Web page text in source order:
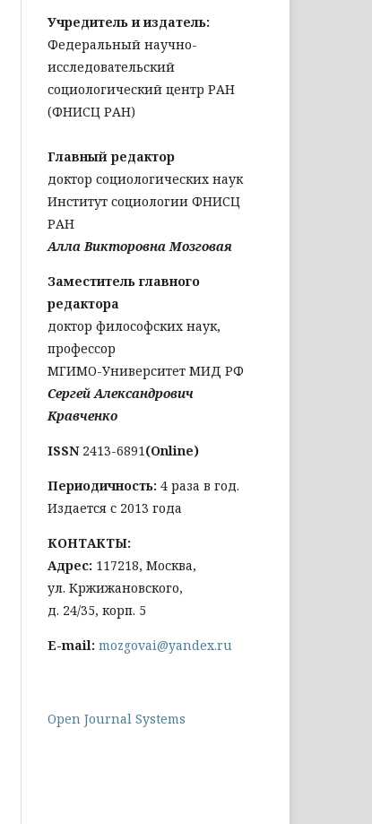
Учредитель и издатель:
Федеральный научно-
исследовательский
социологический центр РАН
(ФНИСЦ РАН)
Главный редактор
доктор социологических наук
Институт социологии ФНИСЦ
РАН
Алла Викторовна Мозговая
Заместитель главного
редактора
доктор философских наук,
профессор
МГИМО-Университет МИД РФ
Сергей Александрович
Кравченко
ISSN 2413-6891(Online)
Периодичность: 4 раза в год.
Издается с 2013 года
КОНТАКТЫ:
Адрес: 117218, Москва,
ул. Кржижановского,
д. 24/35, корп. 5
E-mail: mozgovai@yandex.ru
Open Journal Systems